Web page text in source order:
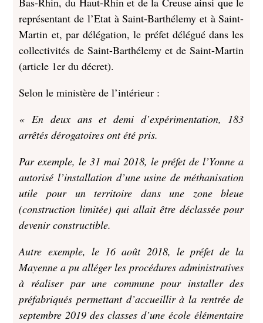
représentant de l’Etat à Saint-Barthélemy et à Saint-
Martin et, par délégation, le préfet délégué dans les
collectivités de Saint-Barthélemy et de Saint-Martin
(article 1er du décret).
Selon le ministère de l’intérieur :
« En deux ans et demi d’expérimentation, 183
arrêtés dérogatoires ont été pris.
Par exemple, le 31 mai 2018, le préfet de l’Yonne a
autorisé l’installation d’une usine de méthanisation
utile pour un territoire dans une zone bleue
(construction limitée) qui allait être déclassée pour
devenir constructible.
Autre exemple, le 16 août 2018, le préfet de la
Mayenne a pu alléger les procédures administratives
à réaliser par une commune pour installer des
préfabriqués permettant d’accueillir à la rentrée de
septembre 2019 des classes d’une école élémentaire